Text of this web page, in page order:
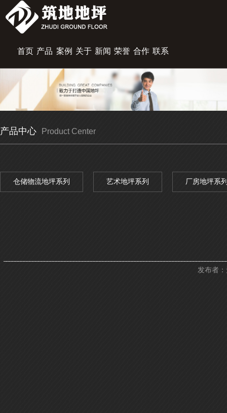
首页 产品
展示
案例
中心
关于
筑地
新闻
资讯
荣誉 合作
伙伴
联系
我们
产品中心 Product Center
仓储物流地坪系列 艺术地坪系列 厂房地坪系
发布者